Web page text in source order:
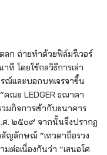
ลก ถ่ายทำด้วยฟิล์มรีเวอร์
โดยใช้กลวิธีการเล่า
ณ์และบอกบทเจรจาขึ้น
คณะ LEDGER ธณาคา
กิจการเข้ากับธนาคาร
.ศ. ๒๕๐๙ จากนั้นจึงปรากฏ
ญลักษณ์ “เทวดาถือรวง
ต่อเนื่องกันว่า “เสนอโศ